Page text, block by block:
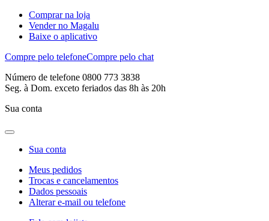
Comprar na loja
Vender no Magalu
Baixe o aplicativo
Compre pelo telefoneCompre pelo chat
Número de telefone 0800 773 3838
Seg. à Dom. exceto feriados das 8h às 20h
Sua conta
Sua conta
Meus pedidos
Trocas e cancelamentos
Dados pessoais
Alterar e-mail ou telefone